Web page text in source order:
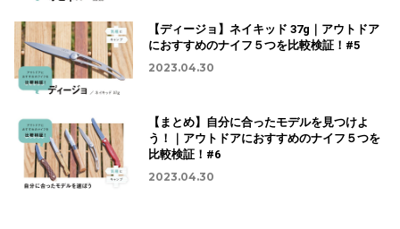
【ディージョ】ネイキッド 37g｜アウトドア
におすすめのナイフ５つを比較検証！#5
2023.04.30
【まとめ】自分に合ったモデルを見つけよ
う！｜アウトドアにおすすめのナイフ５つを
比較検証！#6
2023.04.30